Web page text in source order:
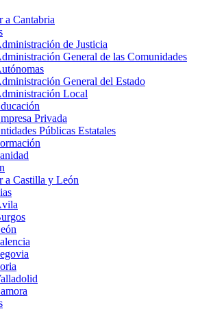
a Cantabria
de Justicia
General de las Comunidades
General del Estado
Local
Privada
Públicas Estatales
a Castilla y León